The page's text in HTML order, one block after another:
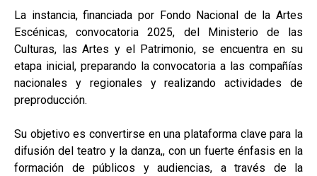
La instancia, financiada por Fondo Nacional de la Artes
Escénicas, convocatoria 2025, del Ministerio de las
Culturas, las Artes y el Patrimonio, se encuentra en su
etapa inicial, preparando la convocatoria a las compañías
nacionales y regionales y realizando actividades de
preproducción.
Su objetivo es convertirse en una plataforma clave para la
difusión del teatro y la danza,, con un fuerte énfasis en la
formación de públicos y audiencias, a través de la